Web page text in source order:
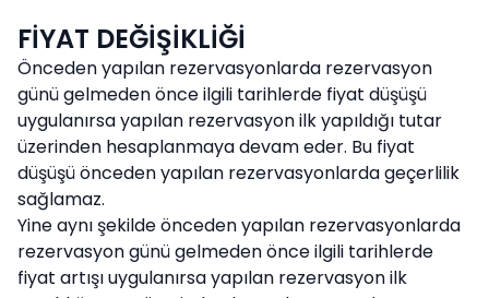
FİYAT DEĞİŞİKLİĞİ
Önceden yapılan rezervasyonlarda rezervasyon
günü gelmeden önce ilgili tarihlerde fiyat düşüşü
uygulanırsa yapılan rezervasyon ilk yapıldığı tutar
üzerinden hesaplanmaya devam eder. Bu fiyat
düşüşü önceden yapılan rezervasyonlarda geçerlilik
sağlamaz.
Yine aynı şekilde önceden yapılan rezervasyonlarda
rezervasyon günü gelmeden önce ilgili tarihlerde
fiyat artışı uygulanırsa yapılan rezervasyon ilk